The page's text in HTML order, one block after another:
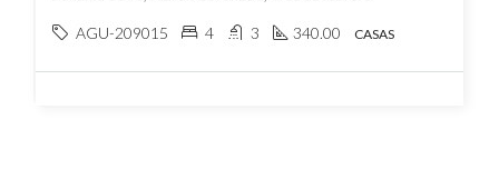
AGU-209015 4 3 340.00 CASAS